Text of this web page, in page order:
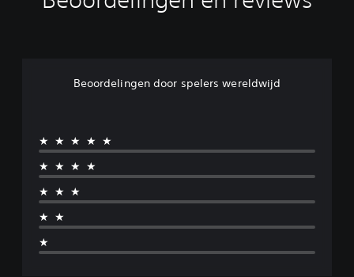
Beoordelingen door spelers wereldwijd
★★★★★
★★★★
★★★
★★
★